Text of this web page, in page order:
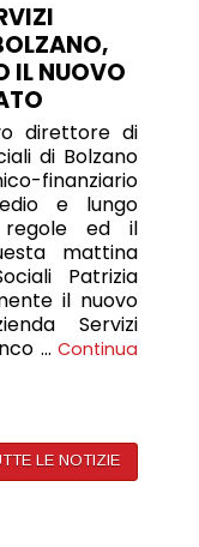
IL NUOVO
direttore di
di Bolzano
finanziario
e lungo
ed il
mattina
Patrizia
il nuovo
Servizi
…Continua
LE NOTIZIE